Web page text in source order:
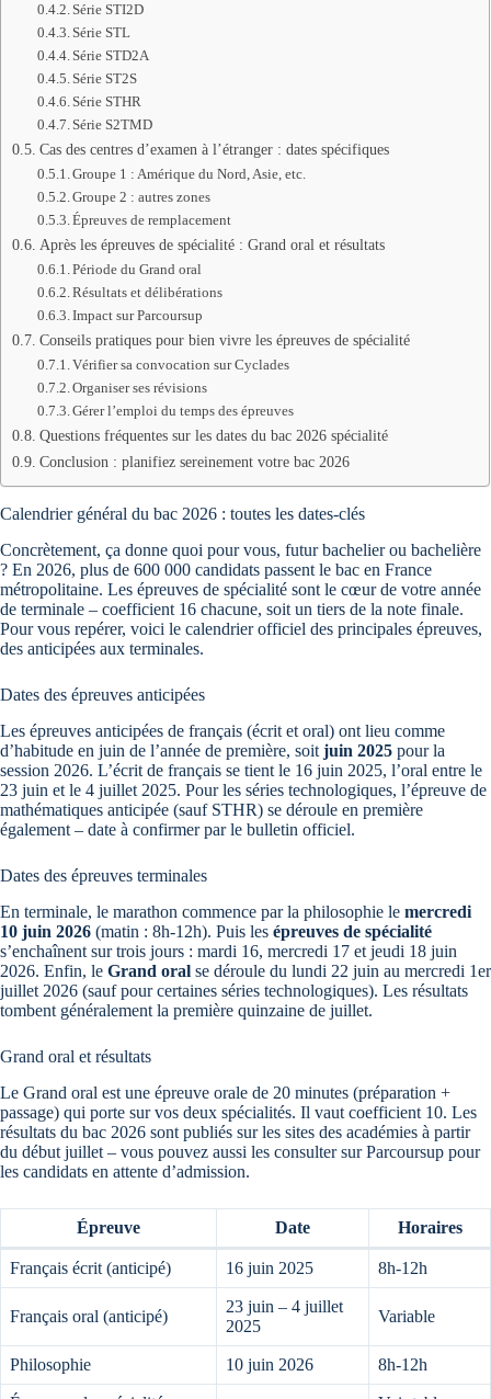
Série STI2D
Série STL
Série STD2A
Série ST2S
Série STHR
Série S2TMD
Cas des centres d’examen à l’étranger : dates spécifiques
Groupe 1 : Amérique du Nord, Asie, etc.
Groupe 2 : autres zones
Épreuves de remplacement
Après les épreuves de spécialité : Grand oral et résultats
Période du Grand oral
Résultats et délibérations
Impact sur Parcoursup
Conseils pratiques pour bien vivre les épreuves de spécialité
Vérifier sa convocation sur Cyclades
Organiser ses révisions
Gérer l’emploi du temps des épreuves
Questions fréquentes sur les dates du bac 2026 spécialité
Conclusion : planifiez sereinement votre bac 2026
Calendrier général du bac 2026 : toutes les dates-clés
Concrètement, ça donne quoi pour vous, futur bachelier ou bachelière
? En 2026, plus de 600 000 candidats passent le bac en France
métropolitaine. Les épreuves de spécialité sont le cœur de votre année
de terminale – coefficient 16 chacune, soit un tiers de la note finale.
Pour vous repérer, voici le calendrier officiel des principales épreuves,
des anticipées aux terminales.
Dates des épreuves anticipées
Les épreuves anticipées de français (écrit et oral) ont lieu comme
d’habitude en juin de l’année de première, soit juin 2025 pour la
session 2026. L’écrit de français se tient le 16 juin 2025, l’oral entre le
23 juin et le 4 juillet 2025. Pour les séries technologiques, l’épreuve de
mathématiques anticipée (sauf STHR) se déroule en première
également – date à confirmer par le bulletin officiel.
Dates des épreuves terminales
En terminale, le marathon commence par la philosophie le mercredi
10 juin 2026 (matin : 8h-12h). Puis les épreuves de spécialité
s’enchaînent sur trois jours : mardi 16, mercredi 17 et jeudi 18 juin
2026. Enfin, le Grand oral se déroule du lundi 22 juin au mercredi 1er
juillet 2026 (sauf pour certaines séries technologiques). Les résultats
tombent généralement la première quinzaine de juillet.
Grand oral et résultats
Le Grand oral est une épreuve orale de 20 minutes (préparation +
passage) qui porte sur vos deux spécialités. Il vaut coefficient 10. Les
résultats du bac 2026 sont publiés sur les sites des académies à partir
du début juillet – vous pouvez aussi les consulter sur Parcoursup pour
les candidats en attente d’admission.
Épreuve Date Horaires
Français écrit (anticipé) 16 juin 2025 8h-12h
Français oral (anticipé)
23 juin – 4 juillet
2025
Variable
Philosophie 10 juin 2026 8h-12h